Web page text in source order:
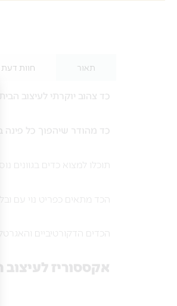
תאור חוות דעת
כד צהוב יוקרתי לעיצוב
כד מהודר שיהפוך כל פינה
תוכלו למצוא כדים בגוונים
הכד מתאים כפריט נוי עם
הכדים הדקורטיביים
אקססוריז לעיצוב